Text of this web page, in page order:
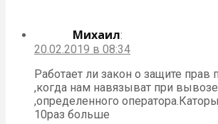
Михаил:
20.02.2019 в 08:34
Работает ли закон о защите прав
,когда нам навязыват при
,определенного
10раз больше